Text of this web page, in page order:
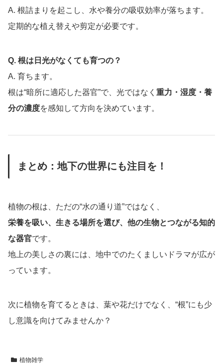
A. 根詰まりを起こし、水や養分の吸収効率が落ちます。
定期的な植え替えや剪定が必要です。
Q. 根は日光がなくても育つの？
A. 育ちます。
根は“暗所に適応した器官”で、光ではなく 重力・湿度・養
分の濃度を感知して方向を決めています。
まとめ：地下の世界にも注目を！
植物の根は、ただの“水の通り道”ではなく、
栄養を吸い、生きる場所を選び、他の生物とつながる知的
な器官です。
地上の美しさの裏には、地中でのたくましいドラマが広が
っています。
次に植物を育てるときは、葉や花だけでなく、“根”にも少
し意識を向けてみませんか？
植物雑学